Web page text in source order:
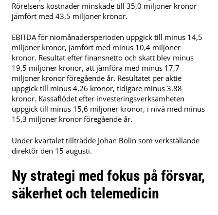
Rörelsens kostnader minskade till 35,0 miljoner kronor
jämfört med 43,5 miljoner kronor.
EBITDA för niomånadersperioden uppgick till minus 14,5
miljoner kronor, jämfört med minus 10,4 miljoner
kronor. Resultat efter finansnetto och skatt blev minus
19,5 miljoner kronor, att jämföra med minus 17,7
miljoner kronor föregående år. Resultatet per aktie
uppgick till minus 4,26 kronor, tidigare minus 3,88
kronor. Kassaflödet efter investeringsverksamheten
uppgick till minus 15,6 miljoner kronor, i nivå med minus
15,3 miljoner kronor föregående år.
Under kvartalet tillträdde Johan Bolin som verkställande
direktör den 15 augusti.
Ny strategi med fokus på försvar,
säkerhet och telemedicin